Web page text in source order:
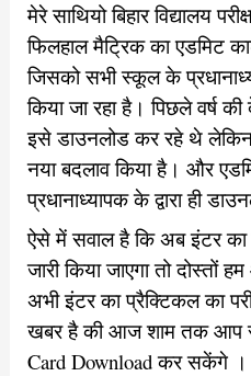
मेरे साथियो बिहार विद्यालय
फिलहाल मैट्रिक का एडमिट
जिसको सभी स्कूल के
किया जा रहा है। पिछले वर्ष
इसे डाउनलोड कर रहे थे लेकिन
नया बदलाव किया है। और
प्रधानाध्यापक के द्वारा ही
ऐसे में सवाल है कि अब इंटर
जारी किया जाएगा तो दोस्तों
अभी इंटर का प्रैक्टिकल का
खबर है की आज शाम तक आप
Card Download कर सकेंगे ।